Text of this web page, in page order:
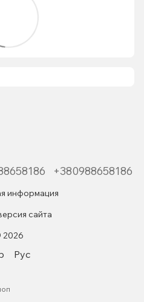
+380988658186
информация
сайта
Рус